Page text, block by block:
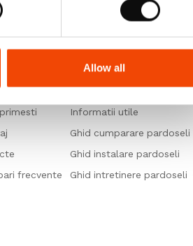
Allow all
frecvente
Ajutor & Sfaturi Utile
Informatii utile
Ghid cumparare pardoseli
Ghid instalare pardoseli
Ghid intretinere pardoseli